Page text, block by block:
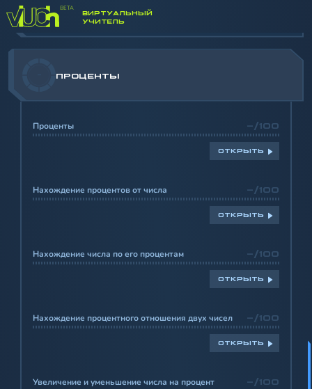
ВИРТУАЛЬНЫЙ
УЧИТЕЛЬ
-
ОКРУГЛЕНИЕ ЧИСЕЛ. СРЕДНЕЕ
АРИФМЕТИЧЕСКОЕ ЧИСЕЛ
ПРОЦЕНТЫ
Проценты -/100
ОТКРЫТЬ
Нахождение процентов от числа -/100
ОТКРЫТЬ
Нахождение числа по его процентам -/100
ОТКРЫТЬ
Нахождение процентного отношения двух чисел -/100
ОТКРЫТЬ
Увеличение и уменьшение числа на процент -/100